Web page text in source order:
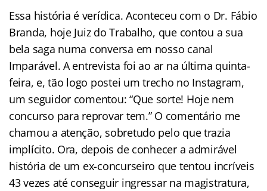
Essa história é verídica. Aconteceu com o Dr. Fábio
Branda, hoje Juiz do Trabalho, que contou a sua
bela saga numa conversa em nosso canal
Imparável. A entrevista foi ao ar na última quinta-
feira, e, tão logo postei um trecho no Instagram,
um seguidor comentou: “Que sorte! Hoje nem
concurso para reprovar tem.” O comentário me
chamou a atenção, sobretudo pelo que trazia
implícito. Ora, depois de conhecer a admirável
história de um ex-concurseiro que tentou incríveis
43 vezes até conseguir ingressar na magistratura,